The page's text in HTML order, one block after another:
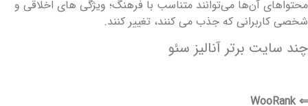
محتواهای آن‌ها می‌توانند متناسب با فرهنگ؛ ویژگی‌ های اخلاقی و
شخصی کاربرانی که جذب ‌می ‌کنند، تغییر کنند.
چند سایت برتر آنالیز سئو
⇐
WooRank